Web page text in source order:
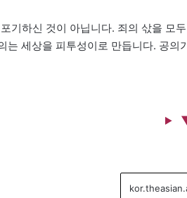
기하신 것이 아닙니다. 죄의 삯을 모
는 세상을 피투성이로 만듭니다. 공